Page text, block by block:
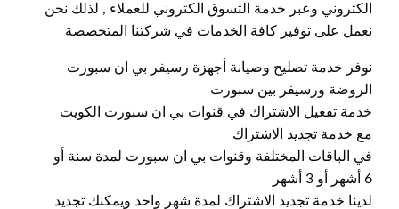
الكتروني وعبر خدمة التسوق الكتروني للعملاء , لذلك نحن
نعمل على توفير كافة الخدمات في شركتنا المتخصصة
نوفر خدمة تصليح وصيانة أجهزة رسيفر بي ان سبورت
الروضة ورسيفر بين سبورت
خدمة تفعيل الاشتراك في قنوات بي ان سبورت الكويت
مع خدمة تجديد الاشتراك
في الباقات المختلفة وقنوات بي ان سبورت لمدة سنة أو
6 أشهر أو 3 أشهر
لدينا خدمة تجديد الاشتراك لمدة شهر واحد ويمكنك تجديد